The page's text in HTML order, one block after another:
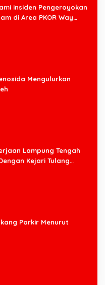
insiden Pengeroyokan
di Area PKOR Way
Mengulurkan
Lampung Tengah
Kejari Tulang
Parkir Menurut